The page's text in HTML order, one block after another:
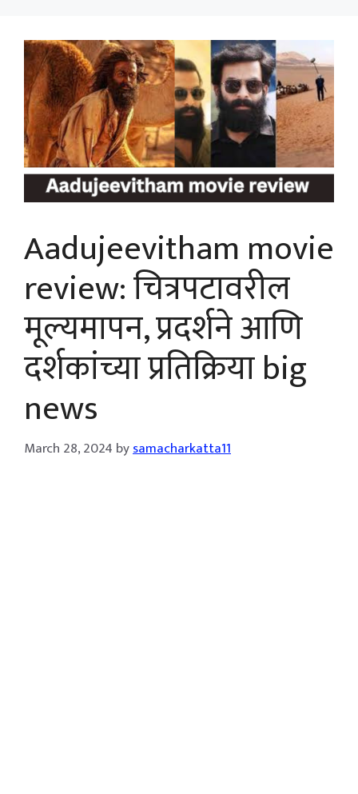
Aadujeevitham movie
review: चित्रपटावरील
मूल्यमापन, प्रदर्शने आणि
दर्शकांच्या प्रतिक्रिया big
news
March 28, 2024 bysamacharkatta11